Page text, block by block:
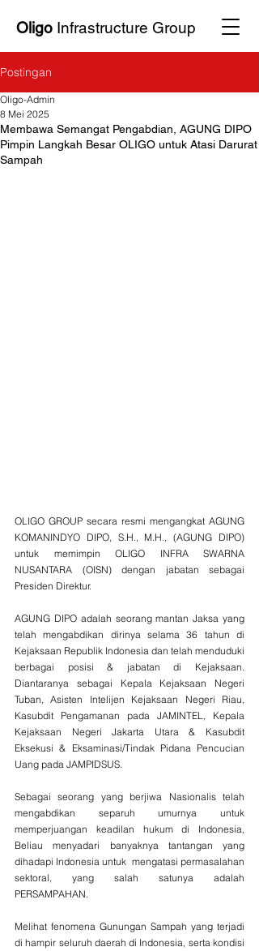
Oligo Infrastructure Group
Postingan
Membawa Semangat Pengabdian, AGUNG DIPO
Pimpin Langkah Besar OLIGO untuk Atasi Darurat
Sampah
Oligo-Admin
8 Mei 2025
OLIGO GROUP secara resmi mengangkat AGUNG
KOMANINDYO DIPO, S.H., M.H., (AGUNG DIPO)
untuk memimpin OLIGO INFRA SWARNA
NUSANTARA (OISN) dengan jabatan sebagai
Presiden Direktur.
AGUNG DIPO adalah seorang mantan Jaksa yang
telah mengabdikan dirinya selama 36 tahun di
Kejaksaan Republik Indonesia dan telah menduduki
berbagai posisi & jabatan di Kejaksaan.
Diantaranya sebagai Kepala Kejaksaan Negeri
Tuban, Asisten Intelijen Kejaksaan Negeri Riau,
Kasubdit Pengamanan pada JAMINTEL, Kepala
Kejaksaan Negeri Jakarta Utara & Kasubdit
Eksekusi & Eksaminasi/Tindak Pidana Pencucian
Uang pada JAMPIDSUS.
Sebagai seorang yang berjiwa Nasionalis telah
mengabdikan separuh umurnya untuk
memperjuangan keadilan hukum di Indonesia,
Beliau menyadari banyaknya tantangan yang
dihadapi Indonesia untuk  mengatasi permasalahan
sektoral, yang salah satunya adalah
PERSAMPAHAN.
Melihat fenomena Gunungan Sampah yang terjadi
di hampir seluruh daerah di Indonesia, serta kondisi